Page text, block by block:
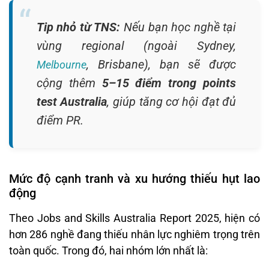
Tip nhỏ từ TNS: Nếu bạn học nghề tại
vùng regional (ngoài Sydney,
Melbourne, Brisbane), bạn sẽ được
cộng thêm 5–15 điểm trong points
test Australia, giúp tăng cơ hội đạt đủ
điểm PR.
Mức độ cạnh tranh và xu hướng thiếu hụt lao
động
Theo Jobs and Skills Australia Report 2025, hiện có
hơn 286 nghề đang thiếu nhân lực nghiêm trọng trên
toàn quốc. Trong đó, hai nhóm lớn nhất là: